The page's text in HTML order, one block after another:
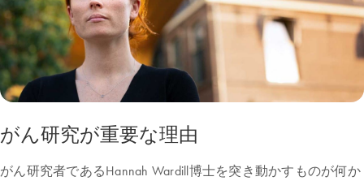
がん研究が重要な理由
がん研究者であるHannah Wardill博士を突き動かすものが何か